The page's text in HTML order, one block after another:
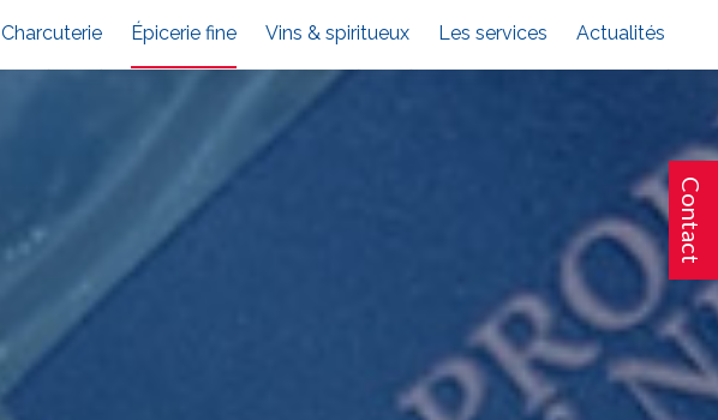
Contact
Charcuterie Épicerie fine Vins & spiritueux Les services Actualités